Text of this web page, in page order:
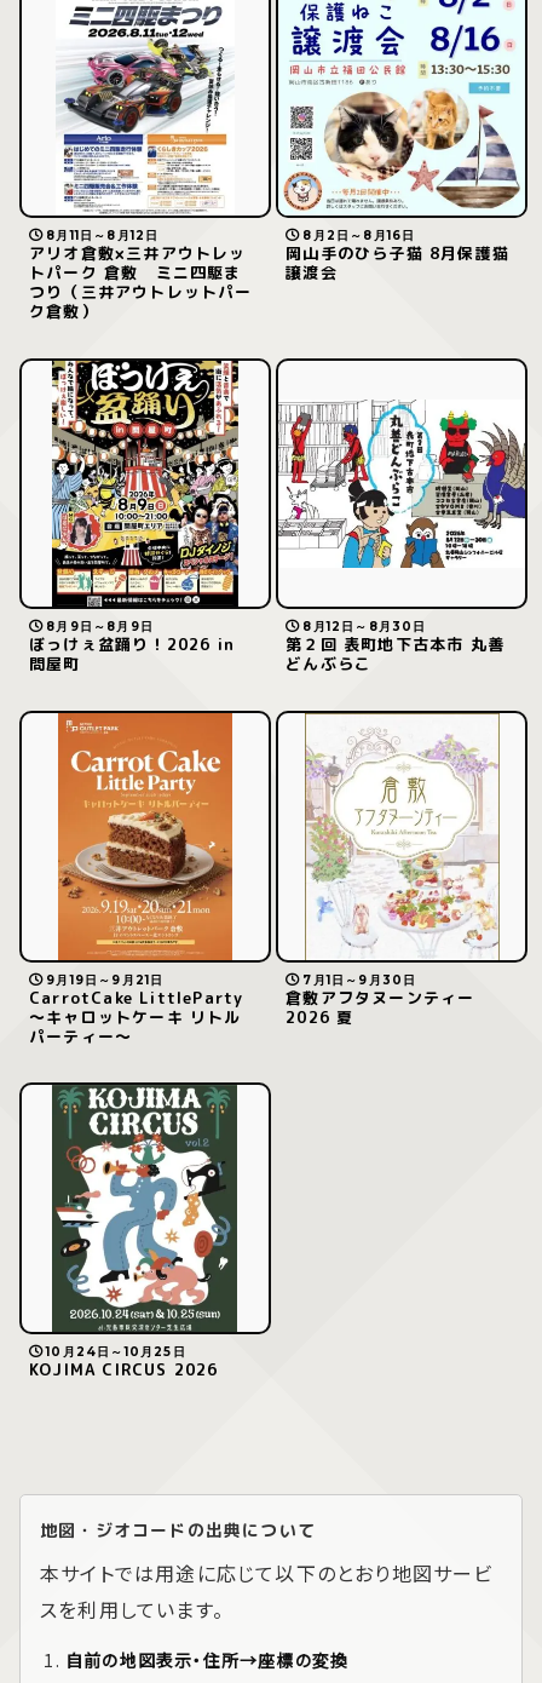
8月11日～8月12日
アリオ倉敷×三井アウトレッ
トパーク 倉敷 ミニ四駆ま
つり（三井アウトレットパー
ク倉敷）
8月2日～8月16日
岡山手のひら子猫 8月保護猫
譲渡会
8月9日～8月9日
ぼっけぇ盆踊り！2026 in
問屋町
8月12日～8月30日
第２回 表町地下古本市 丸善
どんぶらこ
9月19日～9月21日
CarrotCake LittleParty
～キャロットケーキ リトル
パーティー～
7月1日～9月30日
倉敷アフタヌーンティー
2026 夏
10月24日～10月25日
KOJIMA CIRCUS 2026
地図・ジオコードの出典について
本サイトでは用途に応じて以下のとおり地図サービ
スを利用しています。
自前の地図表示・住所→座標の変換